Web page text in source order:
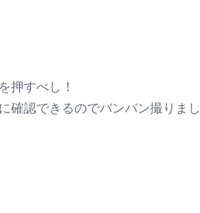
押すべし！
確認できるのでバンバン撮りまし